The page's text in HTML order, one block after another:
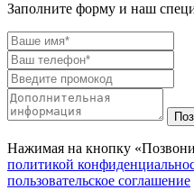
Заполните форму и наш
Нажимая на кнопку
политикой
пользовательское соглашение